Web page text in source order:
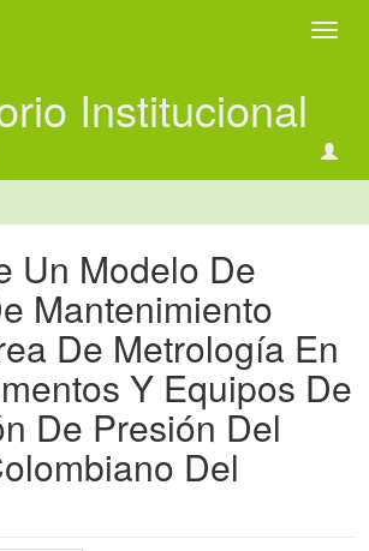
Institucional
Un Modelo De
Mantenimiento
De Metrología En
Y Equipos De
De Presión Del
Del